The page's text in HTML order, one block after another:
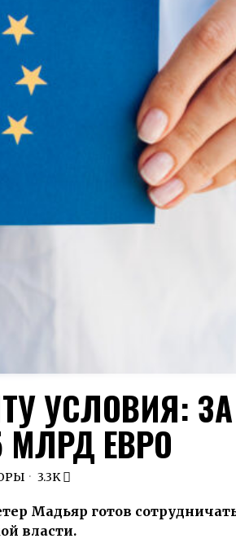
УСЛОВИЯ:
МЛРД ЕВРО
3.3K
Мадьяр готов
власти.